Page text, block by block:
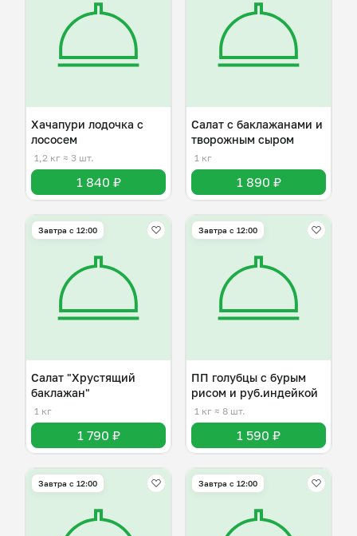
Хачапури лодочка с
лососем
1,2 кг ≈ 3 шт.
1 840 ₽
Салат с баклажанами и
творожным сыром
1 кг
1 890 ₽
Завтра c 12:00
Салат "Хрустящий
баклажан"
1 кг
1 790 ₽
Завтра c 12:00
ПП голубцы с бурым
рисом и руб.индейкой
1 кг ≈ 8 шт.
1 590 ₽
Завтра c 12:00 Завтра c 12:00